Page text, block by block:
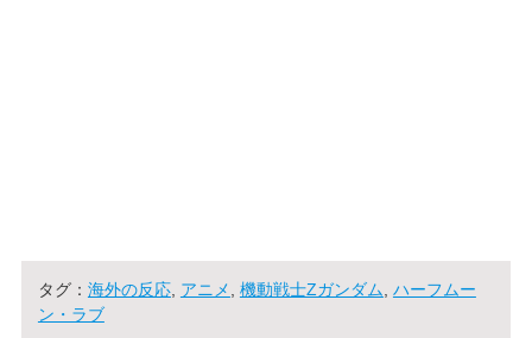
タグ： 海外の反応, アニメ 機動戦士Zガンダム ハーフムー
ン・ラブ